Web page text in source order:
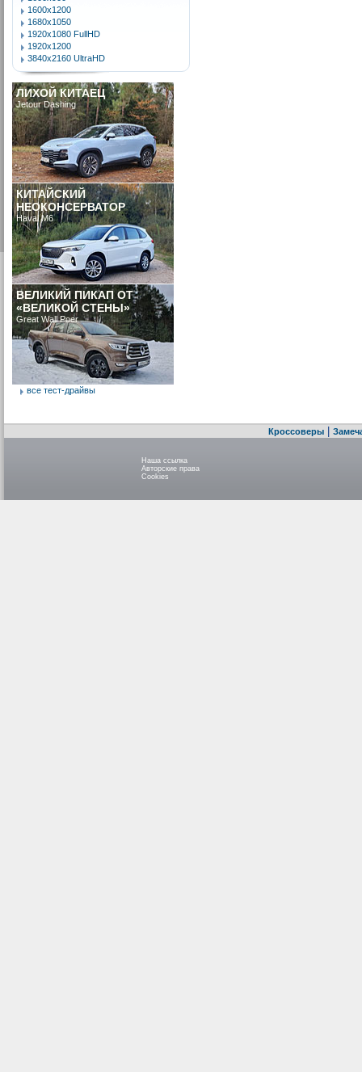
1600x1200
1680x1050
1920x1080 FullHD
1920x1200
3840x2160 UltraHD
ЛИХОЙ КИТАЕЦ
Jetour Dashing
КИТАЙСКИЙ
НЕОКОНСЕРВАТОР
Haval M6
ВЕЛИКИЙ ПИКАП ОТ
«ВЕЛИКОЙ СТЕНЫ»
Great Wall Poer
все тест-драйвы
Кроссоверы
Наша ссылка
Авторские права
Cookies